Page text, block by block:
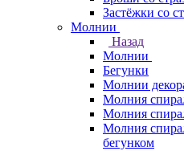
Застёжки со
Молнии
Назад
Молнии
Бегунки
Молнии
Молния
Молния
Молния
бегунком